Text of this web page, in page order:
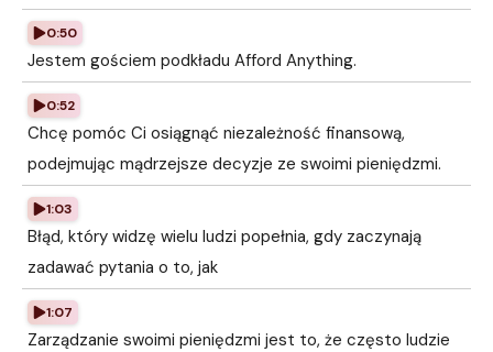
0:50
Jestem gościem podkładu Afford Anything.
0:52
Chcę pomóc Ci osiągnąć niezależność finansową,
podejmując mądrzejsze decyzje ze swoimi pieniędzmi.
1:03
Błąd, który widzę wielu ludzi popełnia, gdy zaczynają
zadawać pytania o to, jak
1:07
Zarządzanie swoimi pieniędzmi jest to, że często ludzie